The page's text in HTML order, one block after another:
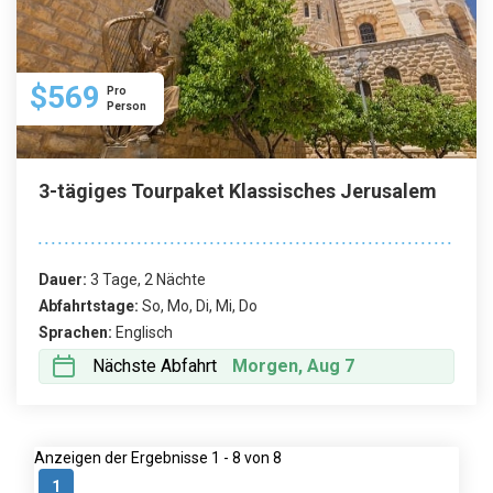
$569
Pro
Person
3-tägiges Tourpaket Klassisches Jerusalem
Dauer: 3 Tage, 2 Nächte
Abfahrtstage: So, Mo, Di, Mi, Do
Sprachen: Englisch
Nächste Abfahrt Morgen, Aug 7
Anzeigen der Ergebnisse 1 - 8 von 8
1